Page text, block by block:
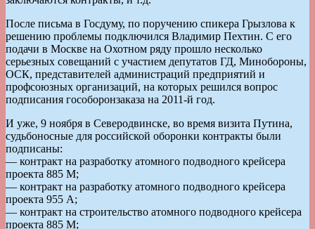
После письма в Госдуму, по поручению спикера Грызлова к
решению проблемы подключился Владимир Пехтин. С его
подачи в Москве на Охотном ряду прошло несколько
серьезных совещаний с участием депутатов ГД, Минобороны,
ОСК, представителей администраций предприятий и
профсоюзных организаций, на которых решился вопрос
подписания гособоронзаказа на 2011-й год.
И уже, 9 ноября в Северодвинске, во время визита Путина,
судьбоносные для российской оборонки контракты были
подписаны:
— контракт на разработку атомного подводного крейсера
проекта 885 М;
— контракт на разработку атомного подводного крейсера
проекта 955 А;
— контракт на строительство атомного подводного крейсера
проекта 885 М;